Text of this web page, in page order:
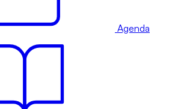
Agenda